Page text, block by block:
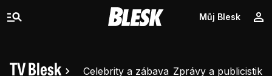
Můj Blesk
TV Blesk Celebrity a zábava Zprávy a publicistika